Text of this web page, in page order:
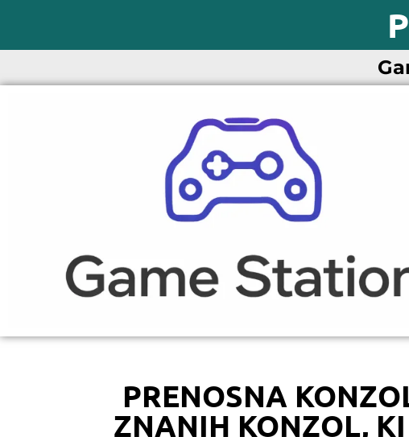
PRENOSNA
ZNANIH KONZOL,